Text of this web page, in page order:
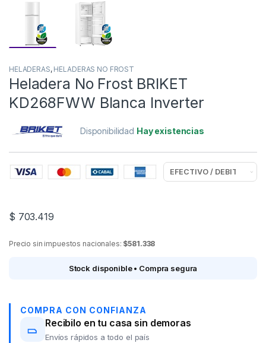
HELADERAS, HELADERAS NO FROST
Heladera No Frost BRIKET
KD268FWW Blanca Inverter
Disponibilidad Hay existencias
$ 703.419
Precio sin impuestos nacionales: $581.338
Stock disponible • Compra segura
COMPRA CON CONFIANZA
Recibilo en tu casa sin demoras
Envíos rápidos a todo el país